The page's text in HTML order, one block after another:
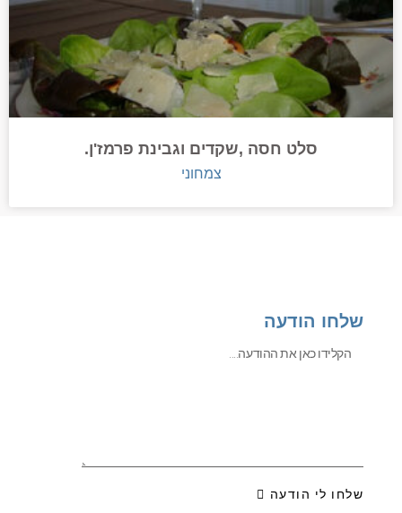
סלט חסה ,שקדים וגבינת פרמז'ן.
צמחוני
שלחו הודעה
שלחו לי הודעה